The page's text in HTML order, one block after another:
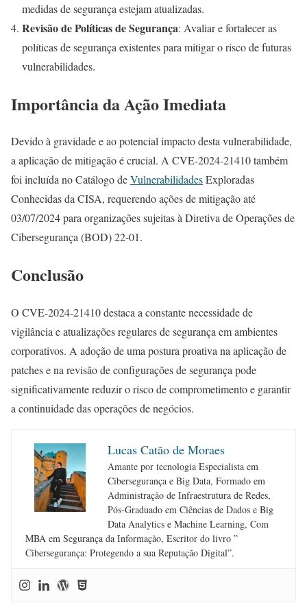
medidas de segurança estejam atualizadas.
Revisão de Políticas de Segurança: Avaliar e fortalecer as
políticas de segurança existentes para mitigar o risco de futuras
vulnerabilidades.
Importância da Ação Imediata
Devido à gravidade e ao potencial impacto desta vulnerabilidade,
a aplicação de mitigação é crucial. A CVE-2024-21410 também
foi incluída no Catálogo deVulnerabilidadesExploradas
Conhecidas da CISA, requerendo ações de mitigação até
03/07/2024 para organizações sujeitas à Diretiva de Operações de
Cibersegurança (BOD) 22-01.
Conclusão
O CVE-2024-21410 destaca a constante necessidade de
vigilância e atualizações regulares de segurança em ambientes
corporativos. A adoção de uma postura proativa na aplicação de
patches e na revisão de configurações de segurança pode
significativamente reduzir o risco de comprometimento e garantir
a continuidade das operações de negócios.
Lucas Catão de Moraes
Amante por tecnologia Especialista em
Cibersegurança e Big Data, Formado em
Administração de Infraestrutura de Redes,
Pós-Graduado em Ciências de Dados e Big
Data Analytics e Machine Learning, Com
MBA em Segurança da Informação, Escritor do livro ”
Cibersegurança: Protegendo a sua Reputação Digital”.